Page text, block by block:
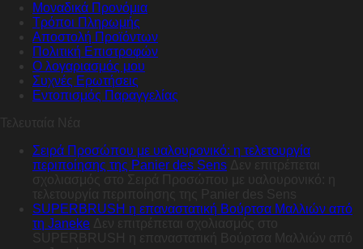
Μοναδικά Προνόμια
Τρόποι Πληρωμής
Αποστολή Προϊόντων
Πολιτική Επιστροφών
Ο λογαριασμός μου
Συχνές Ερωτήσεις
Εντοπισμός Παραγγελίας
Τελευταία Νέα
Σειρά Προσώπου με υαλουρονικό: η τελετουργία
περιποίησης της Panier des Sens Δεν επιτρέπεται
σχολιασμός
στο Σειρά Προσώπου με υαλουρονικό: η
τελετουργία περιποίησης της Panier des Sens
SUPERBRUSH η επαναστατική Βούρτσα Μαλλιών από
τη Janeke Δεν επιτρέπεται σχολιασμός
SUPERBRUSH η επαναστατική Βούρτσα Μαλλιών από